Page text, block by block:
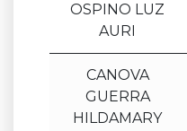
OSPINO LUZ
AURI
CANOVA
GUERRA
HILDAMARY